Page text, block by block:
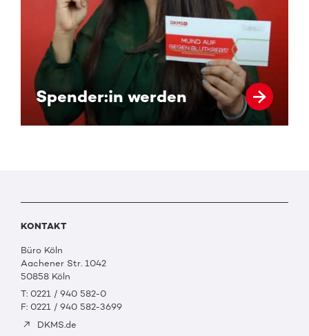
Spender:in werden
KONTAKT
Büro Köln
Aachener Str. 1042
50858 Köln
T: 0221 / 940 582-0
F: 0221 / 940 582-3699
DKMS.de